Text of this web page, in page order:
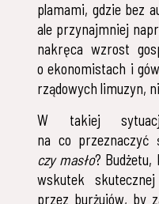
plamami, gdzie bez
ale przynajmniej
nakręca wzrost
o ekonomistach i
rządowych limuzyn,
W takiej
na co przeznaczyć
czy masło?
wskutek
przez burżujów, by